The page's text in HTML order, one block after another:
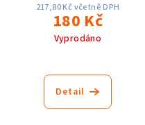
217,80 Kč včetně DPH
180 Kč
Vyprodáno
Detail